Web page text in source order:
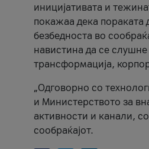
иницијативата и
покажаа дека пораката
безбедноста во
навистина да се
трансформација,
„Одговорно со
и Министерството за
активности и канали,
сообраќајот.